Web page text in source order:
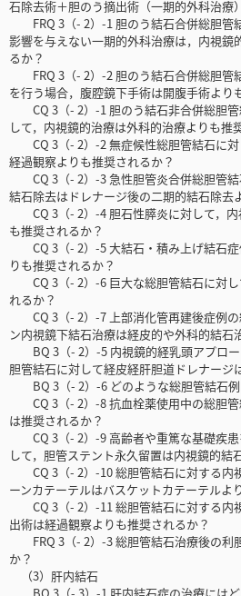
石除去術＋胆のう摘出術（一期的外科治療
FRQ 3（- 2）-1 胆のう結石合併総胆管
影響を与えない一期的外科治療は，内視鏡
るか？
FRQ 3（- 2）-2 胆のう結石合併総胆管
を行う場合，腹腔鏡下手術は開腹手術より
CQ 3（- 2）-1 胆のう結石非合併総胆管
して，内視鏡的治療は外科的治療よりも推
CQ 3（- 2）-2 無症候性総胆管結石に対
経過観察よりも推奨されるか？
CQ 3（- 2）-3 急性胆管炎合併総胆管結
結石除去はドレナージ後の二期的結石除去
CQ 3（- 2）-4 胆石性膵炎に対して，内
も推奨されるか？
CQ 3（- 2）-5 大結石・積み上げ結石症
りも推奨されるか？
CQ 3（- 2）-6 巨大な総胆管結石に対し
れるか？
CQ 3（- 2）-7 上部消化管再建後症例の
ン内視鏡下結石治療は経皮的や外科的結石
BQ 3（- 2）-5 内視鏡的経乳頭アプロー
胆管結石に対して経皮経肝胆道ドレナージ
BQ 3（- 2）-6 どのような総胆管結石例
CQ 3（- 2）-8 抗血栓薬使用中の総胆管
は推奨されるか？
CQ 3（- 2）-9 高齢者や重篤な基礎疾患
して，胆管ステント永久留置は内視鏡的結
CQ 3（- 2）-10 総胆管結石に対する内
ーンカテーテルはバスケットカテーテルよ
CQ 3（- 2）-11 総胆管結石に対する内
出術は経過観察よりも推奨されるか？
FRQ 3（- 2）-3 総胆管結石治療後の利
か？
（3）肝内結石